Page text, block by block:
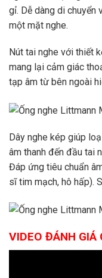
gỉ. Dễ dàng di chuyển
một mặt nghe.
Nút tai nghe với thiết
mang lại cảm giác
tạp âm từ bên ngoài
Dây nghe kép giúp
âm thanh đến đầu tai
Đáp ứng tiêu chuẩn
sĩ tim mạch, hô hấp).
VIDEO ĐÁNH GIÁ